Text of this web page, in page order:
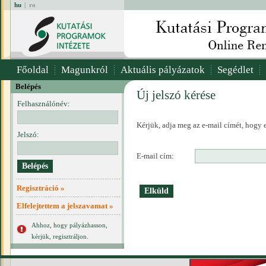
hu | ro
Főoldal Magunkról Aktuális pályázatok Segédlet
Belépés
Felhasználónév:
Jelszó:
Regisztráció »
Elfelejtettem a jelszavamat »
Ahhoz, hogy pályázhasson,
kérjük, regisztráljon.
Új jelszó kérése
Kérjük, adja meg az e-mail címét, hogy
E-mail cím: